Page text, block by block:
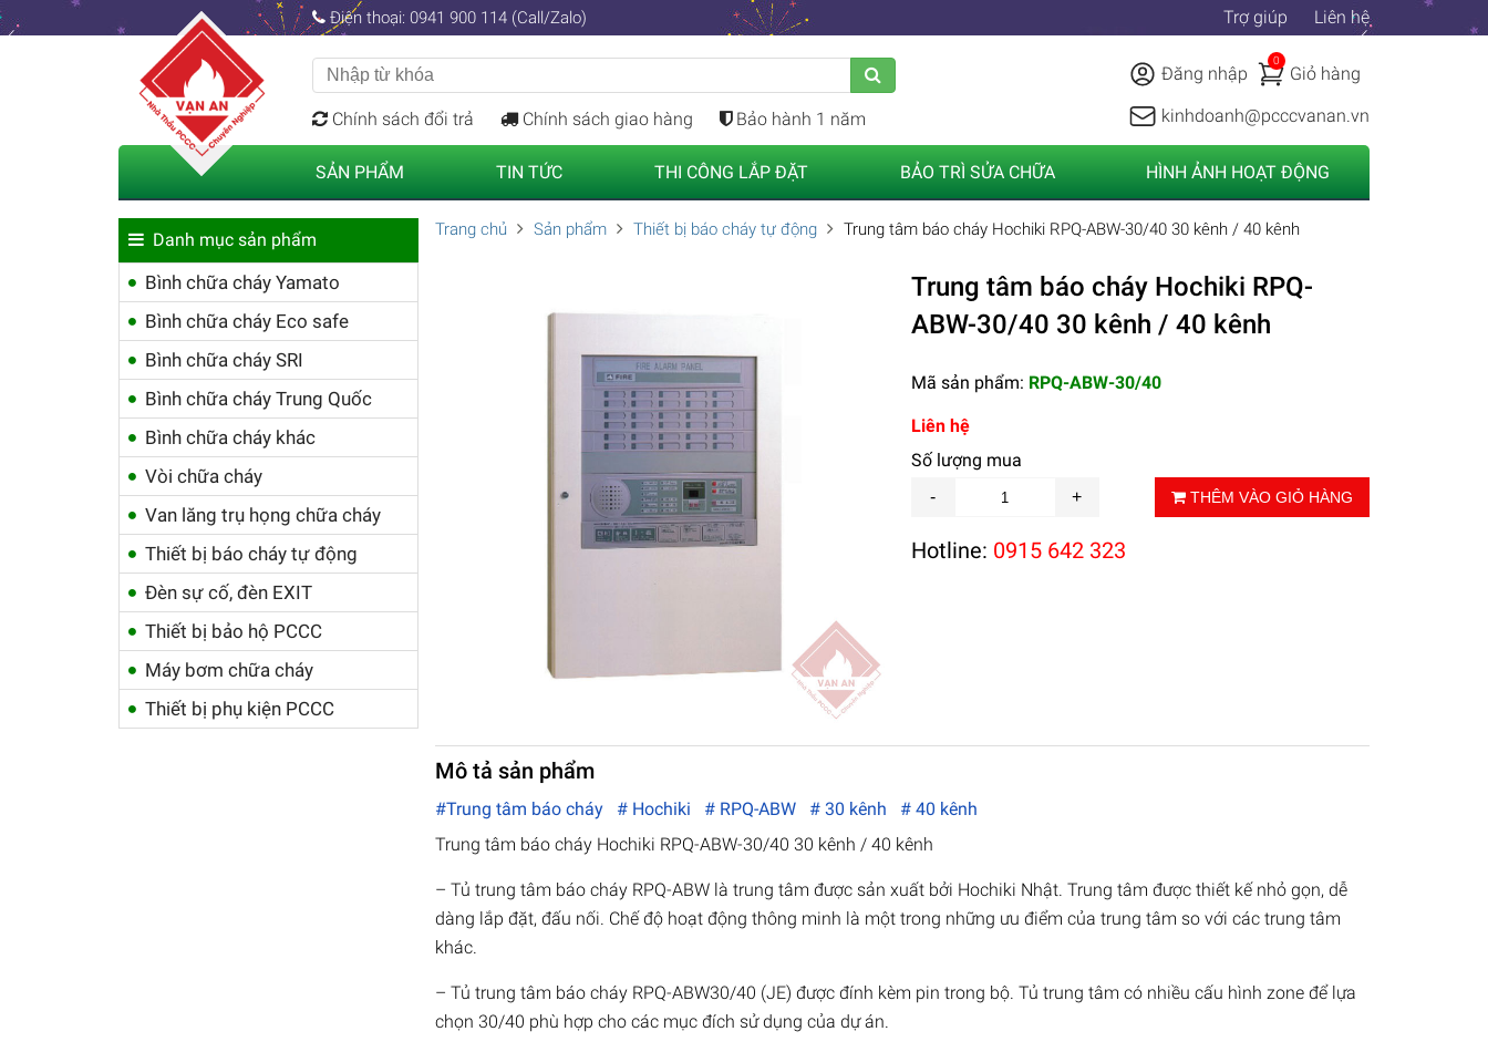
Điện thoại: 0941 900 114 (Call/Zalo) Trợ giúp Liên hệ
Chính sách đổi trả Chính sách giao hàng Bảo hành 1 năm
Đăng nhập
0
Giỏ hàng
kinhdoanh@pcccvanan.vn
SẢN PHẨM TIN TỨC THI CÔNG LẮP ĐẶT BẢO TRÌ SỬA CHỮA HÌNH ẢNH HOẠT ĐỘNG
Danh mục sản phẩm
Bình chữa cháy Yamato
Bình chữa cháy Eco safe
Bình chữa cháy SRI
Bình chữa cháy Trung Quốc
Bình chữa cháy khác
Vòi chữa cháy
Van lăng trụ họng chữa cháy
Thiết bị báo cháy tự động
Đèn sự cố, đèn EXIT
Thiết bị bảo hộ PCCC
Máy bơm chữa cháy
Thiết bị phụ kiện PCCC
Trang chủ Sản phẩm Thiết bị báo cháy tự động Trung tâm báo cháy Hochiki RPQ-ABW-30/40 30 kênh / 40 kênh
Trung tâm báo cháy Hochiki RPQ-
ABW-30/40 30 kênh / 40 kênh
Mã sản phẩm: RPQ-ABW-30/40
Liên hệ
Số lượng mua
THÊM VÀO GIỎ HÀNG
Hotline: 0915 642 323
Mô tả sản phẩm
#Trung tâm báo cháy # Hochiki # RPQ-ABW # 30 kênh
# 40 kênh
Trung tâm báo cháy Hochiki RPQ-ABW-30/40 30 kênh / 40 kênh
– Tủ trung tâm báo cháy RPQ-ABW là trung tâm được sản xuất bởi Hochiki Nhật. Trung tâm được thiết kế nhỏ gọn, dễ
dàng lắp đặt, đấu nối. Chế độ hoạt động thông minh là một trong những ưu điểm của trung tâm so với các trung tâm
khác.
– Tủ trung tâm báo cháy RPQ-ABW30/40 (JE) được đính kèm pin trong bộ. Tủ trung tâm có nhiều cấu hình zone để lựa
chọn 30/40 phù hợp cho các mục đích sử dụng của dự án.